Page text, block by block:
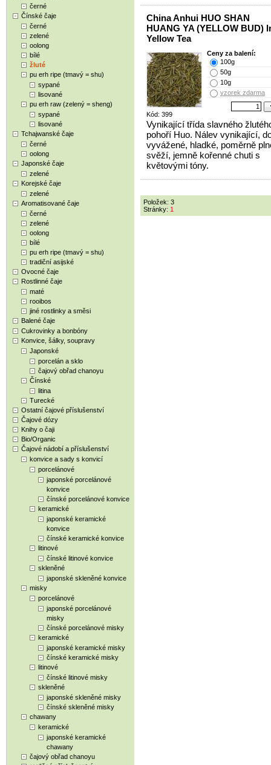
černé
Čínské čaje
černé
zelené
oolong
bílé
žluté
pu erh ripe (tmavý = shu)
sypané
lisované
pu erh raw (zelený = sheng)
sypané
lisované
Tchajwanské čaje
černé
oolong
Japonské čaje
zelené
Korejské čaje
zelené
Aromatisované čaje
černé
zelené
oolong
bílé
pu erh ripe (tmavý = shu)
tradiční asijské
Ovocné čaje
Rostlinné čaje
maté
rooibos
jiné rostlinky a směsi
Balené čaje
Cukrovinky a bonbóny
Konvice, šálky, soupravy
Japonské
porcelán a sklo
čajový obřad chanoyu
Čínské
litina
Turecké
Ostatní čajové příslušenství
Čajové dózy
Knihy o čaji
Bio/Organic
Čajové nádobí a příslušenství
konvice a sady s konvicí
porcelánové
japonské porcelánové
konvice
čínské porcelánové konvice
keramické
japonské keramické
konvice
čínské keramické konvice
litinové
čínské litinové konvice
skleněné
japonské skleněné konvice
misky
porcelánové
japonské porcelánové
misky
čínské porcelánové misky
keramické
japonské keramické misky
čínské keramické misky
litinové
čínské litinové misky
skleněné
japonské skleněné misky
čínské skleněné misky
chawany
keramické
japonské keramické
chawany
čajový obřad chanoyu
China Anhui HUO SHAN
HUANG YA (YELLOW BUD)
Yellow Tea
Kód: 399
Ceny za balení:
100g
50g
10g
vzorek zdarma
Vynikající třída slavného
pohoří Huo. Nálev vynikající,
vyvážené, hladké, poměrně
svěží, jemně kořenné chuti s
květovými tóny.
Položek: 3
Stránky: 1